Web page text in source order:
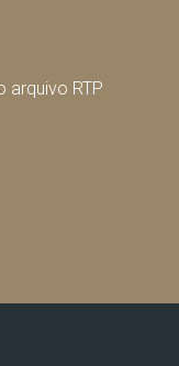
arquivo RTP